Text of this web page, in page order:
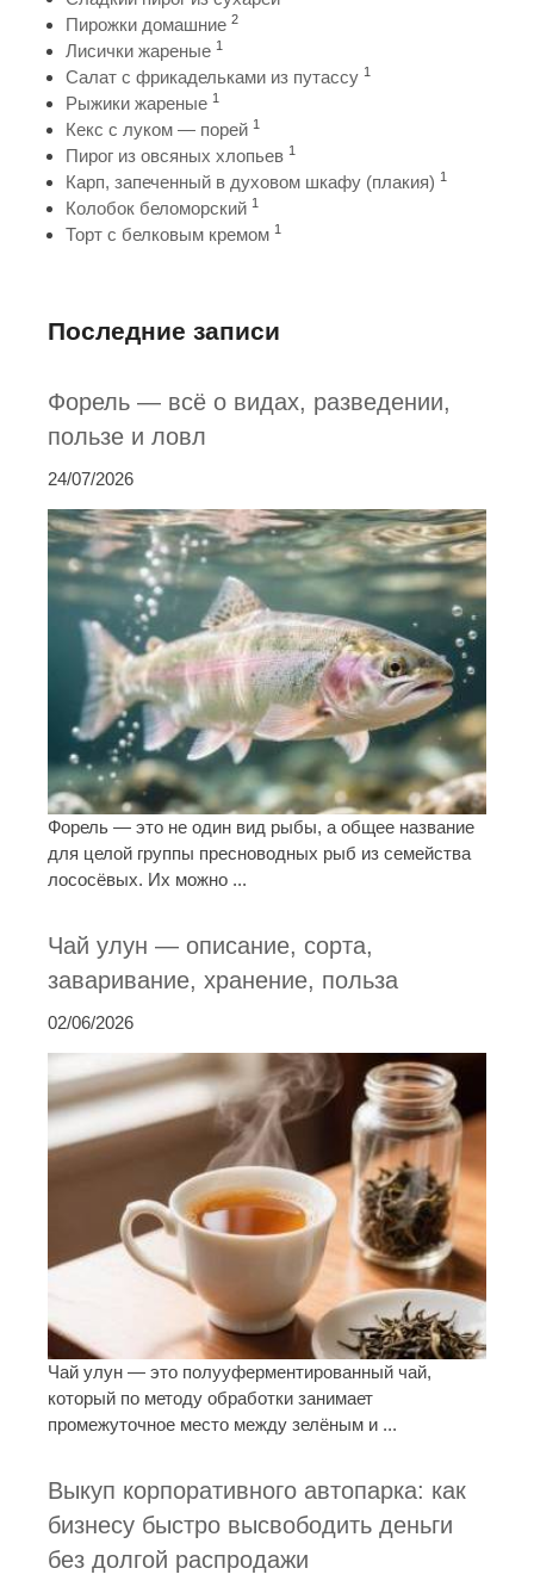
Пирожки домашние 2
Лисички жареные 1
Салат с фрикадельками из путассу 1
Рыжики жареные 1
Кекс с луком — порей 1
Пирог из овсяных хлопьев 1
Карп, запеченный в духовом шкафу (плакия) 1
Колобок беломорский 1
Торт с белковым кремом 1
Последние записи
Форель — всё о видах, разведении,
пользе и ловл
24/07/2026
Форель — это не один вид рыбы, а общее название
для целой группы пресноводных рыб из семейства
лососёвых. Их можно ...
Чай улун — описание, сорта,
заваривание, хранение, польза
02/06/2026
Чай улун — это полууферментированный чай,
который по методу обработки занимает
промежуточное место между зелёным и ...
Выкуп корпоративного автопарка: как
бизнесу быстро высвободить деньги
без долгой распродажи